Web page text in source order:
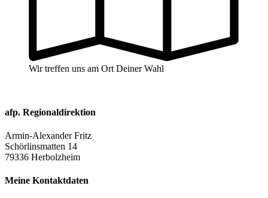
Wir treffen uns am Ort Deiner Wahl
afp. Regionaldirektion
Armin-Alexander Fritz
Schörlinsmatten 14
79336 Herbolzheim
Meine Kontaktdaten